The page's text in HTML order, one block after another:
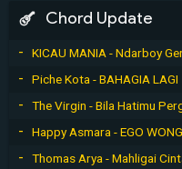
Chord Update
KICAU MANIA - Ndarboy
Piche Kota - BAHAGIA LAGI
The Virgin - Bila Hatimu
Happy Asmara - EGO
Thomas Arya - Mahligai